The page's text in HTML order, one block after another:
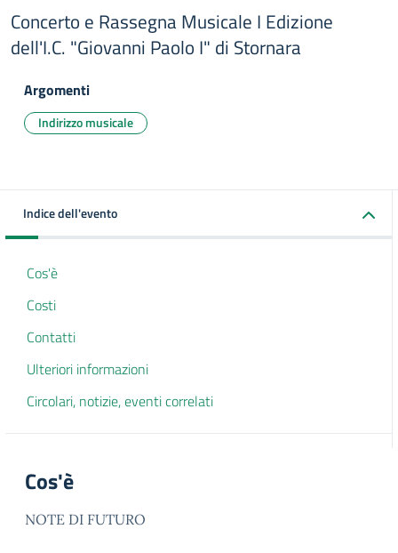
Concerto e Rassegna Musicale I Edizione
dell'I.C. "Giovanni Paolo I" di Stornara
Argomenti
Indirizzo musicale
Indice dell'evento
Cos'è
Costi
Contatti
Ulteriori informazioni
Circolari, notizie, eventi correlati
Cos'è
NOTE DI FUTURO